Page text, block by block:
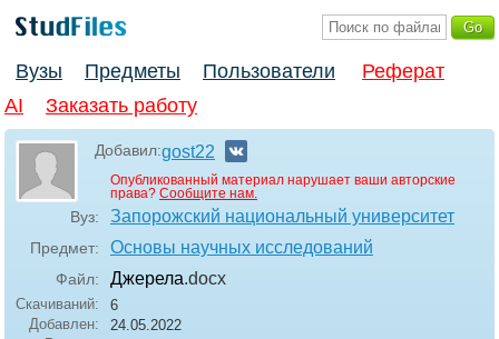
Вузы Предметы Пользователи
Реферат
AI
Заказать работу
Добавил:gost22
Опубликованный материал нарушает ваши авторские
права? Сообщите нам.
Вуз: Запорожский национальный университет
Предмет: Основы научных исследований
Файл: Джерела.docx
Скачиваний:
6
Добавлен:
24.05.2022